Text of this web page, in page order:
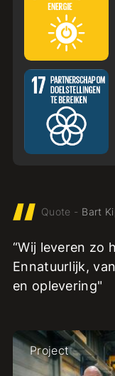
Quote - Bart
“Wij leveren zo
Ennatuurlijk,
en oplevering"
Project